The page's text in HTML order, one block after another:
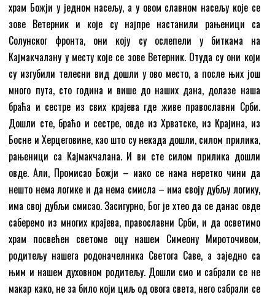
храм Божји у једном насељу, а у овом славном насељу које се
зове Ветерник и које су најпре настанили рањеници са
Солунског фронта, они коју су ослепели у биткама на
Кајмакчалану у месту које се зове Ветерник. Отуда су они који
су изгубили телесни вид дошли у ово место, а после њих још
много пута, сто година и више до наших дана, долазе наша
браћа и сестре из свих крајева где живе православни Срби.
Дошли сте, браћо и сестре, овде из Хрватске, из Крајина, из
Босне и Херцеговине, као што су некада дошли, силом прилика,
рањеници са Кајмакчалана. И ви сте силом прилика дошли
овде. Али, Промисао Божји – иако се нама неретко чини да
нешто нема логике и да нема смисла – има своју дубљу логику,
има свој дубљи смисао. Засигурно, Бог је хтео да се данас овде
саберемо из многих крајева, православни Срби, и да осветимо
храм посвећен светоме оцу нашем Симеону Мироточивом,
родитељу нашега родоначелника Светога Саве, а заједно са
њим и нашем духовном родитељу. Дошли смо и сабрали се не
макар како, не за било који циљ од овога света, него сабрали се